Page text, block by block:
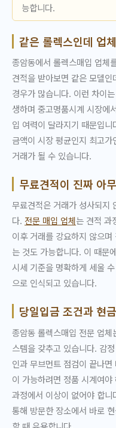
능합니다.
같은 롤렉스인데 업
종암동에서 롤렉스매입 업체
견적을 받아보면 같은 모델
경우가 많습니다. 이런 차이
생하며 중고명품시계 시장에
입 여력이 달라지기 때문입
금액이 시장 평균인지 최고
거래가 될 수 있습니다.
무료견적이 진짜 아
무료견적은 거래가 성사되지
다. 전문 매입 업체는 견적 과
이후 거래를 강요하지 않으
는 것도 가능합니다. 이 때문
시세 기준을 명확하게 세울
으로 인식되고 있습니다.
당일입금 조건과 현
종암동 롤렉스매입 전문 업
스템을 갖추고 있습니다. 감
인과 무브먼트 점검이 끝나
이 가능하려면 정품 시계여
과정에서 이상이 없어야 합
통해 방문한 장소에서 바로